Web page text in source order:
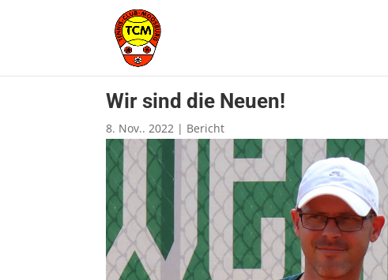
Wir sind die Neuen!
8. Nov.. 2022 | Bericht